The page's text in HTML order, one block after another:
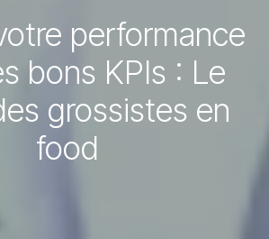
performance
bons KPIs : Le
grossistes en
food